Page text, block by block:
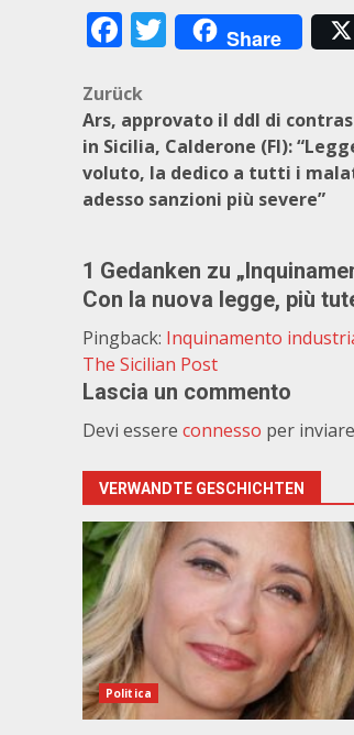
Facebook
Twitter
Share
Beitragsnavigation
Zurück
Ars, approvato il ddl di
in Sicilia, Calderone (FI):
voluto, la dedico a tutti i
adesso sanzioni più severe”
1 Gedanken zu „
Con la nuova legge, più
Pingback: Inquinamento
The Sicilian Post
Lascia un commento
Devi essere connesso per
VERWANDTE GESCHICHTEN
Politica